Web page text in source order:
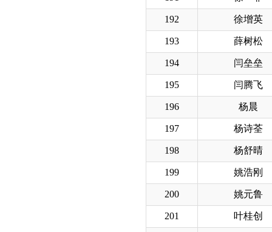
192 徐增英
193 薛树松
194 闫垒垒
195 闫腾飞
196 杨晨
197 杨诗荃
198 杨舒晴
199 姚浩刚
200 姚元鲁
201 叶桂创